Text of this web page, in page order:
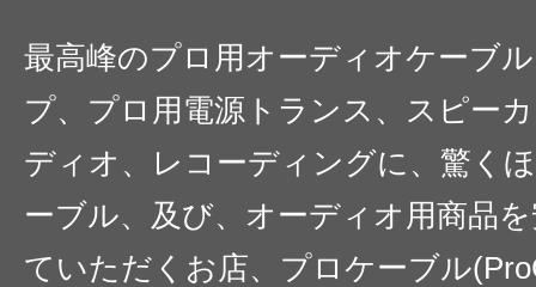
最高峰のプロ用オーディオケーブ
プ、プロ用電源トランス、スピー
ディオ、レコーディングに、驚く
ーブル、及び、オーディオ用商品
ていただくお店、プロケーブル